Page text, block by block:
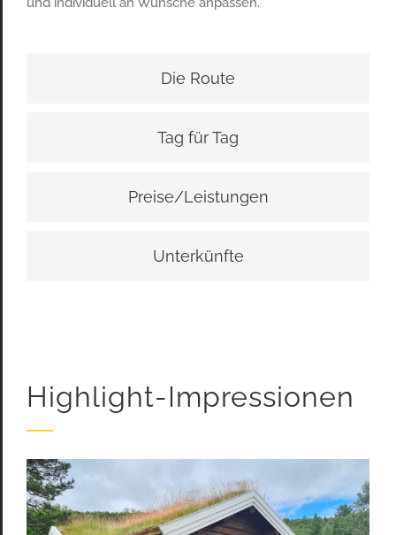
Die Route
Tag für Tag
Preise/Leistungen
Unterkünfte
Highlight-Impressionen